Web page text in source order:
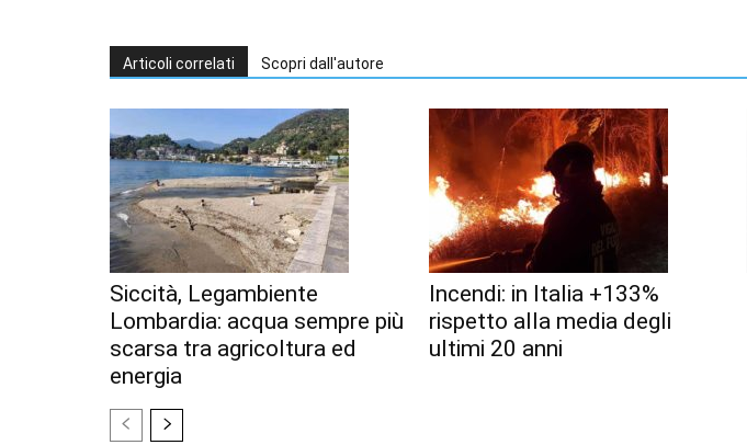
Articoli correlati Scopri dall'autore
Siccità, Legambiente
Lombardia: acqua sempre più
scarsa tra agricoltura ed
energia
Incendi: in Italia +133%
rispetto alla media degli
ultimi 20 anni